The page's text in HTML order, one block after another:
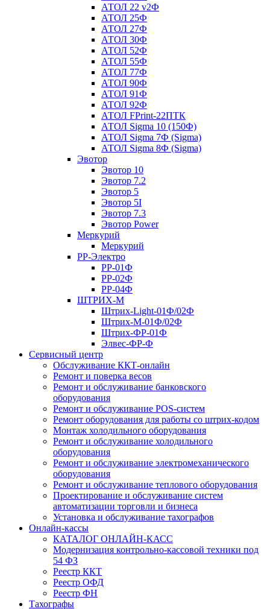
АТОЛ 22 v2Ф
АТОЛ 25Ф
АТОЛ 27Ф
АТОЛ 30Ф
АТОЛ 52Ф
АТОЛ 55Ф
АТОЛ 77Ф
АТОЛ 90Ф
АТОЛ 91Ф
АТОЛ 92Ф
АТОЛ FPrint-22ПТК
АТОЛ Sigma 10 (150Ф)
АТОЛ Sigma 7Ф (Sigma)
АТОЛ Sigma 8Ф (Sigma)
Эвотор
Эвотор 10
Эвотор 7.2
Эвотор 5
Эвотор 5I
Эвотор 7.3
Эвотор Power
Меркурий
Меркурий
РР-Электро
РР-01Ф
РР-02Ф
РР-04Ф
ШТРИХ-М
Штрих-Light-01Ф/02Ф
Штрих-М-01Ф/02Ф
Штрих-ФР-01Ф
Элвес-ФР-Ф
Сервисный центр
Обслуживание ККТ-онлайн
Ремонт и поверка весов
Ремонт и обслуживание банковского
оборудования
Ремонт и обслуживание POS-систем
Ремонт оборудования для работы со штрих-кодом
Монтаж холодильного оборудования
Ремонт и обслуживание холодильного
оборудования
Ремонт и обслуживание электромеханического
оборудования
Ремонт и обслуживание теплового оборудования
Проектирование и обслуживание систем
автоматизации торговли и бизнеса
Установка и обслуживание тахографов
Онлайн-кассы
КАТАЛОГ ОНЛАЙН-КАСС
Модернизация контрольно-кассовой техники под
54 ФЗ
Реестр ККТ
Реестр ОФД
Реестр ФН
Тахографы